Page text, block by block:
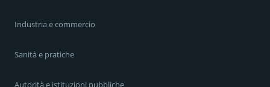
Industria e commercio
Sanità e pratiche
Autorità e istituzioni pubbliche